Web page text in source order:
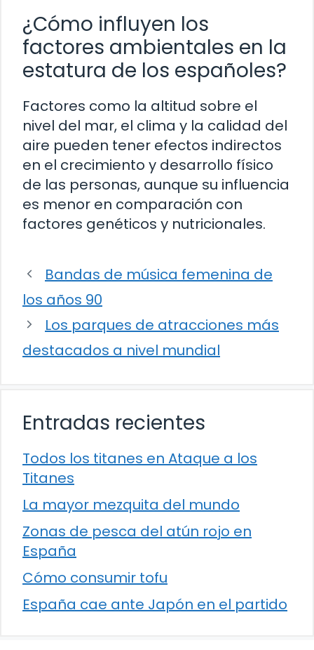
¿Cómo influyen los
factores ambientales en la
estatura de los españoles?
Factores como la altitud sobre el
nivel del mar, el clima y la calidad del
aire pueden tener efectos indirectos
en el crecimiento y desarrollo físico
de las personas, aunque su influencia
es menor en comparación con
factores genéticos y nutricionales.
Bandas de música femenina de
los años 90
Los parques de atracciones más
destacados a nivel mundial
Entradas recientes
Todos los titanes en Ataque a los
Titanes
La mayor mezquita del mundo
Zonas de pesca del atún rojo en
España
Cómo consumir tofu
España cae ante Japón en el partido